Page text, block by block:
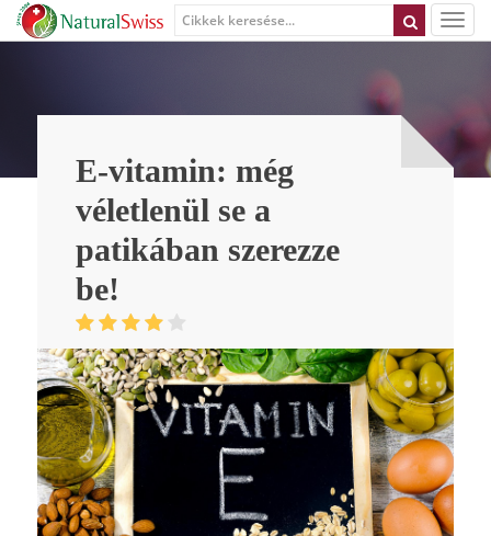
E-vitamin: még
véletlenül se a
patikában szerezze
be!